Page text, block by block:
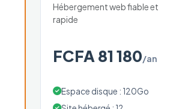
Hébergement web fiable et
rapide
FCFA 81 180/an
Espace disque : 120Go